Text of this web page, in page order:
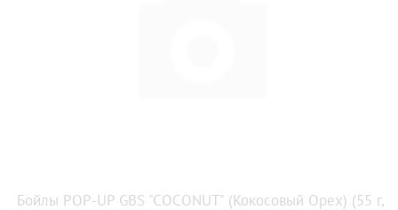
Бойлы POP-UP GBS "COCONUT" (Кокосовый Орех) (55 г,